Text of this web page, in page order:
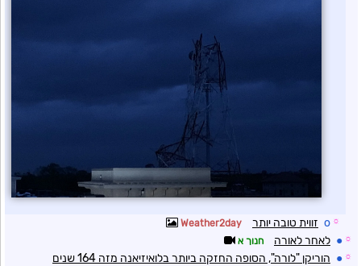
☼
o זווית טובה יותר Weather2day
☼
● לאחר לאורה חנוך א
☼
● הוריקן "לורה", הסופה החזקה ביותר בלואיזיאנה מזה 164 שנים